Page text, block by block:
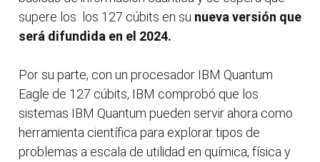
supere los los 127 cúbits en su nueva versión que
será difundida en el 2024.
Por su parte, con un procesador IBM Quantum
Eagle de 127 cúbits, IBM comprobó que los
sistemas IBM Quantum pueden servir ahora como
herramienta científica para explorar tipos de
problemas a escala de utilidad en química, física y